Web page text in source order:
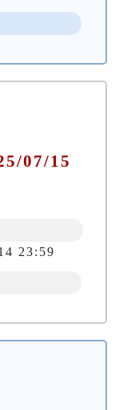
07/15
23:59